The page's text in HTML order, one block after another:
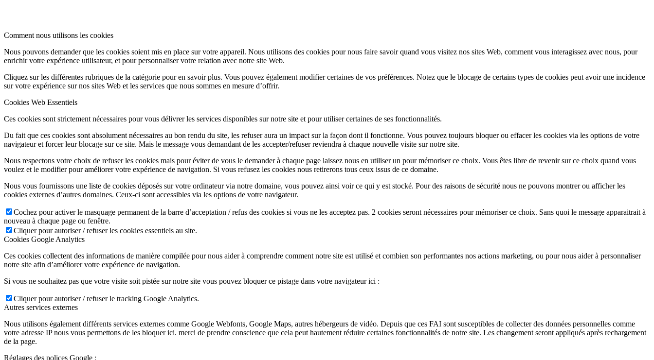
Comment nous utilisons les cookies
Nous pouvons demander que les cookies soient mis en place sur votre appareil. Nous utilisons des cookies pour nous faire savoir quand vous visitez nos sites Web, comment vous interagissez avec nous, pour
enrichir votre expérience utilisateur, et pour personnaliser votre relation avec notre site Web.
Cliquez sur les différentes rubriques de la catégorie pour en savoir plus. Vous pouvez également modifier certaines de vos préférences. Notez que le blocage de certains types de cookies peut avoir une incidence
sur votre expérience sur nos sites Web et les services que nous sommes en mesure d’offrir.
Cookies Web Essentiels
Ces cookies sont strictement nécessaires pour vous délivrer les services disponibles sur notre site et pour utiliser certaines de ses fonctionnalités.
Du fait que ces cookies sont absolument nécessaires au bon rendu du site, les refuser aura un impact sur la façon dont il fonctionne. Vous pouvez toujours bloquer ou effacer les cookies via les options de votre
navigateur et forcer leur blocage sur ce site. Mais le message vous demandant de les accepter/refuser reviendra à chaque nouvelle visite sur notre site.
Nous respectons votre choix de refuser les cookies mais pour éviter de vous le demander à chaque page laissez nous en utiliser un pour mémoriser ce choix. Vous êtes libre de revenir sur ce choix quand vous
voulez et le modifier pour améliorer votre expérience de navigation. Si vous refusez les cookies nous retirerons tous ceux issus de ce domaine.
Nous vous fournissons une liste de cookies déposés sur votre ordinateur via notre domaine, vous pouvez ainsi voir ce qui y est stocké. Pour des raisons de sécurité nous ne pouvons montrer ou afficher les
cookies externes d’autres domaines. Ceux-ci sont accessibles via les options de votre navigateur.
Cochez pour activer le masquage permanent de la barre d’acceptation / refus des cookies si vous ne les acceptez pas. 2 cookies seront nécessaires pour mémoriser ce choix. Sans quoi le message apparaitrait à
nouveau à chaque page ou fenêtre.
Cliquer pour autoriser / refuser les cookies essentiels au site.
Cookies Google Analytics
Ces cookies collectent des informations de manière compilée pour nous aider à comprendre comment notre site est utilisé et combien son performantes nos actions marketing, ou pour nous aider à personnaliser
notre site afin d’améliorer votre expérience de navigation.
Si vous ne souhaitez pas que votre visite soit pistée sur notre site vous pouvez bloquer ce pistage dans votre navigateur ici :
Cliquer pour autoriser / refuser le tracking Google Analytics.
Autres services externes
Nous utilisons également différents services externes comme Google Webfonts, Google Maps, autres hébergeurs de vidéo. Depuis que ces FAI sont susceptibles de collecter des données personnelles comme
votre adresse IP nous vous permettons de les bloquer ici. merci de prendre conscience que cela peut hautement réduire certaines fonctionnalités de notre site. Les changement seront appliqués après rechargement
de la page.
Réglages des polices Google :